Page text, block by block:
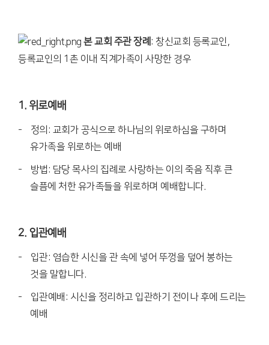
본 교회 주관 장례 : 창신교회 등록교인,
등록교인의 1촌 이내 직계가족이 사망한 경우
1. 위로예배
- 정의: 교회가 공식으로 하나님의 위로하심을 구하며
유가족을 위로하는 예배
- 방법: 담당 목사의 집례로 사랑하는 이의 죽음 직후 큰
슬픔에 처한 유가족들을 위로하며 예배합니다.
2. 입관예배
- 입관: 염습한 시신을 관 속에 넣어 뚜껑을 덮어 봉하는
것을 말합니다.
- 입관예배: 시신을 정리하고 입관하기 전이나 후에 드리는
예배